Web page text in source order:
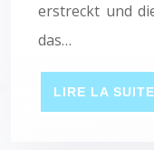
erstreckt und
das…
LIRE LA SUITE